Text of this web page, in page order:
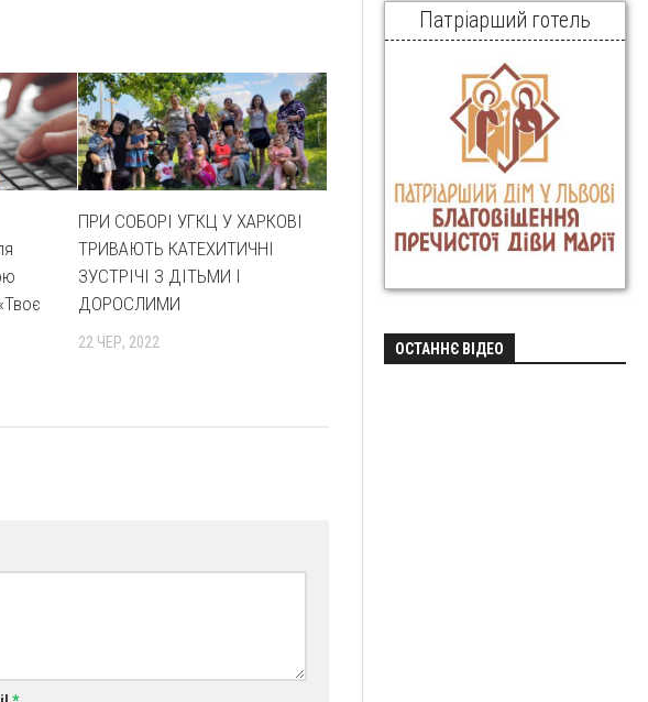
ПРИ СОБОРІ УГКЦ У ХАРКОВІ
ТРИВАЮТЬ КАТЕХИТИЧНІ
ЗУСТРІЧІ З ДІТЬМИ І
ДОРОСЛИМИ
22 ЧЕР, 2022
Патріарший готель
ОСТАННЄ ВІДЕО